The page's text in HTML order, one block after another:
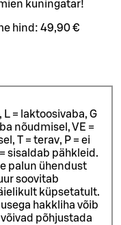
kuningatar!
hind: 49,90 €
= laktoosivaba, G
nõudmisel, VE =
T = terav, P = ei
sisaldab pähkleid.
palun ühendust
soovitab
küpsetatult.
hakkliha võib
põhjustada